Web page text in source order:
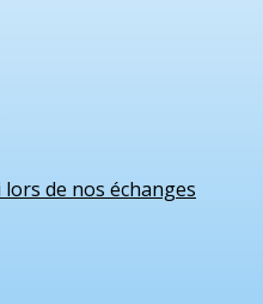
de nos échanges